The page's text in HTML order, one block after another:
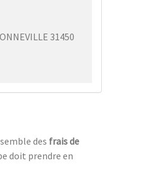
31450
des frais de
doit prendre en